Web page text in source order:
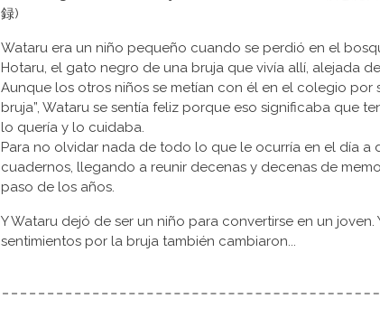
録)
Wataru era un niño pequeño cuando se perdió en el
Hotaru, el gato negro de una bruja que vivía allí, alejada
Aunque los otros niños se metían con él en el colegio por
bruja”, Wataru se sentía feliz porque eso significaba que
lo quería y lo cuidaba.
Para no olvidar nada de todo lo que le ocurría en el día a
cuadernos, llegando a reunir decenas y decenas de
paso de los años.
Y Wataru dejó de ser un niño para convertirse en un joven.
sentimientos por la bruja también cambiaron...